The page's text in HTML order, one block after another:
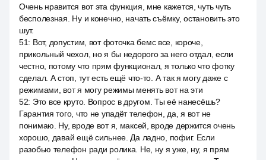
Очень нравится вот эта функция, мне кажется, чуть чуть
бесполезная. Ну и конечно, начать съёмку, остановить это
шут.
51: Вот, допустим, вот фоточка бемс все, короче,
прикольный чехол, но я бы недорого за него отдал, если
честно, потому что прям функционал, я только что фотку
сделал. А стоп, тут есть ещё что-то. А так я могу даже с
режимами, вот я могу режимы менять вот на эти
52: Это все круто. Вопрос в другом. Ты её нанесёшь?
Гарантия того, что не упадёт телефон, да, я вот не
понимаю. Ну, вроде вот я, максей, вроде держится очень
хорошо, давай ещё сильнее. Да ладно, пофиг. Если
разобью телефон ради ролика. Не, ну я уже, ну, я прям